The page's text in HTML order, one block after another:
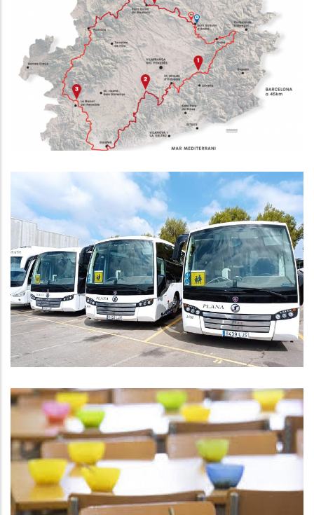
Es Presenta El Projecte De
Promoció Turística Penedès 360,
Una Aposta Pel Cicloturisme
Turisme
El CCBP Facilita El Transport I El
Menjador Als Nens Ucraïnesos De
La Comarca
S. socials
S'obre La Convocatòria Per
Demanar Els Ajuts De Menjador
Pel Curs 2022/2023